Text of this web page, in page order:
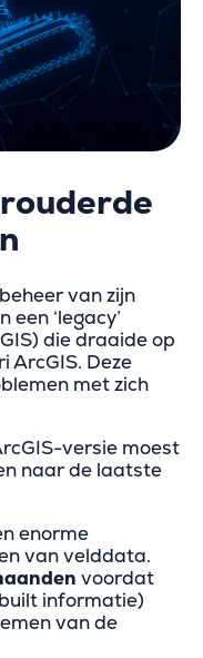
van zijn
‘legacy’
die draaide op
ArcGIS. Deze
met zich
versie moest
naar de laatste
enorme
van velddata.
voordat
informatie)
van de